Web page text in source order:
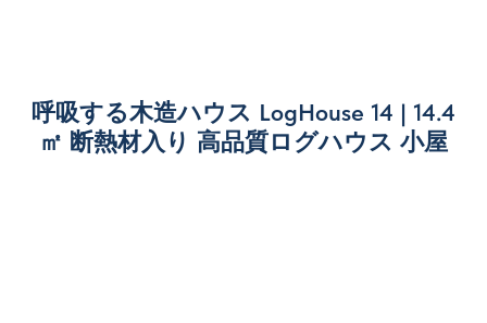
呼吸する木造ハウス LogHouse 14 | 14.4
㎡ 断熱材入り 高品質ログハウス 小屋